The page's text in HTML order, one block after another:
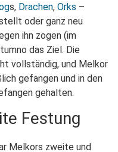
s, Drachen, Orks –
oder ganz neu
ihn zogen (im
das Ziel. Die
vollständig, und Melkor
gefangen und in den
gehalten.
Festung
Melkors zweite und